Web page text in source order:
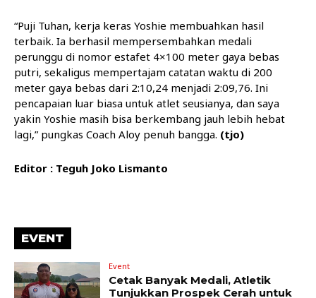
“Puji Tuhan, kerja keras Yoshie membuahkan hasil
terbaik. Ia berhasil mempersembahkan medali
perunggu di nomor estafet 4×100 meter gaya bebas
putri, sekaligus mempertajam catatan waktu di 200
meter gaya bebas dari 2:10,24 menjadi 2:09,76. Ini
pencapaian luar biasa untuk atlet seusianya, dan saya
yakin Yoshie masih bisa berkembang jauh lebih hebat
lagi,” pungkas Coach Aloy penuh bangga. (tjo)
Editor : Teguh Joko Lismanto
EVENT
Event
Cetak Banyak Medali, Atletik
Tunjukkan Prospek Cerah untuk